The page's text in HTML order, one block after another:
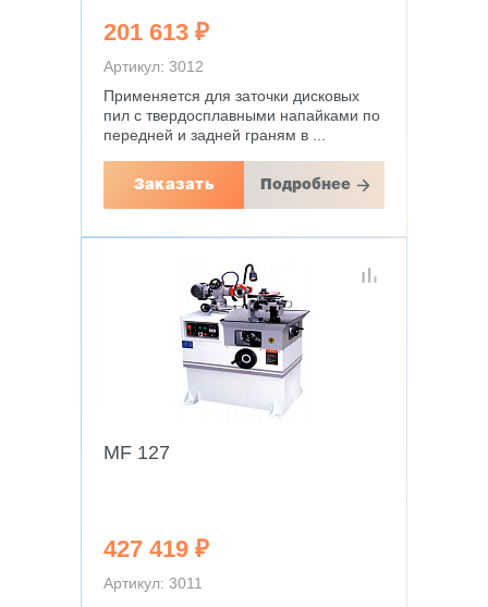
201 613 ₽
Артикул: 3012
Применяется для заточки дисковых
пил с твердосплавными напайками по
передней и задней граням в ...
Заказать Подробнее
MF 127
427 419 ₽
Артикул: 3011